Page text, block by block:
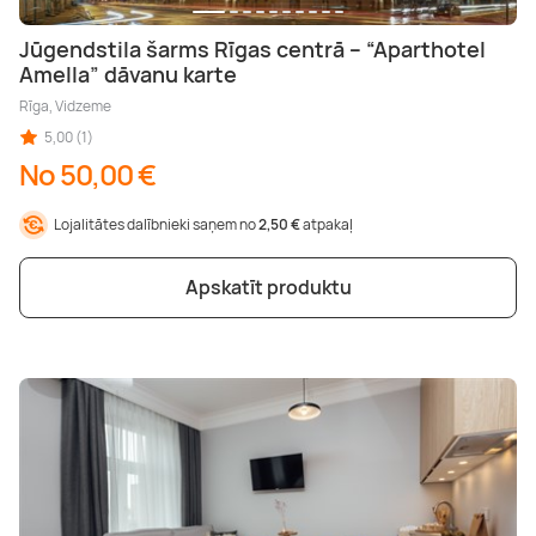
Jūgendstila šarms Rīgas centrā – “Aparthotel
Amella” dāvanu karte
Rīga, Vidzeme
5,00 (1)
No 50,00 €
Lojalitātes dalībnieki saņem no2,50 €atpakaļ
Apskatīt produktu